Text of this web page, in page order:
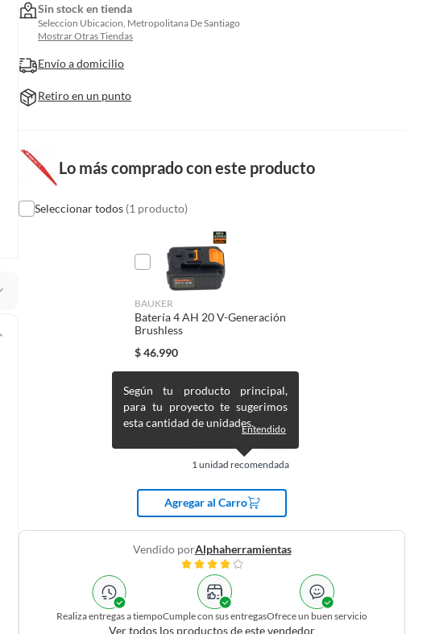
Sin stock en tienda
Seleccion Ubicacion, Metropolitana De Santiago
Mostrar Otras Tiendas
Envío a domicilio
Retiro en un punto
Lo más comprado con este producto
Seleccionar todos (1 producto)
BAUKER
Batería 4 AH 20 V-Generación
Brushless
$46.990
1 unidad recomendada
Según tu producto principal,
para tu proyecto te sugerimos
esta cantidad de unidades.Entendido
Agregar al Carro
Vendido porAlphaherramientas
Realiza entregas a tiempoCumple con sus entregasOfrece un buen servicio
Ver todos los productos de este vendedor